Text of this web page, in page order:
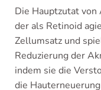
Die Hauptzutat
der als Retinoid
Zellumsatz und
Reduzierung der
indem sie die
die